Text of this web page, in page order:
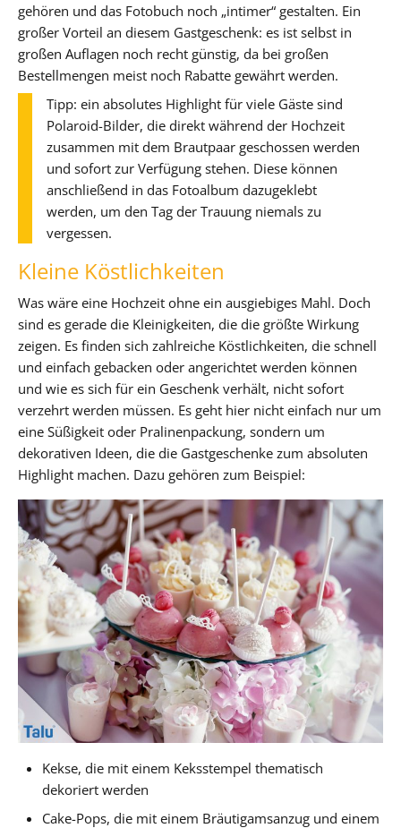
gehören und das Fotobuch noch „intimer“ gestalten. Ein
großer Vorteil an diesem Gastgeschenk: es ist selbst in
großen Auflagen noch recht günstig, da bei großen
Bestellmengen meist noch Rabatte gewährt werden.
Tipp: ein absolutes Highlight für viele Gäste sind
Polaroid-Bilder, die direkt während der Hochzeit
zusammen mit dem Brautpaar geschossen werden
und sofort zur Verfügung stehen. Diese können
anschließend in das Fotoalbum dazugeklebt
werden, um den Tag der Trauung niemals zu
vergessen.
Kleine Köstlichkeiten
Was wäre eine Hochzeit ohne ein ausgiebiges Mahl. Doch
sind es gerade die Kleinigkeiten, die die größte Wirkung
zeigen. Es finden sich zahlreiche Köstlichkeiten, die schnell
und einfach gebacken oder angerichtet werden können
und wie es sich für ein Geschenk verhält, nicht sofort
verzehrt werden müssen. Es geht hier nicht einfach nur um
eine Süßigkeit oder Pralinenpackung, sondern um
dekorativen Ideen, die die Gastgeschenke zum absoluten
Highlight machen. Dazu gehören zum Beispiel:
Kekse, die mit einem Keksstempel thematisch
dekoriert werden
Cake-Pops, die mit einem Bräutigamsanzug und einem